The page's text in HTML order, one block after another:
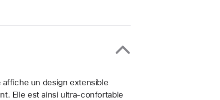
un design extensible
Elle est ainsi ultra-confortable